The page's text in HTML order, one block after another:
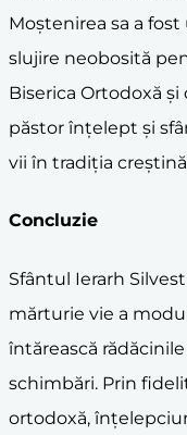
Moștenirea sa a
slujire neobosită
Biserica Ortodoxă
păstor înțelept și
vii în tradiția
Concluzie
Sfântul Ierarh
mărturie vie a
întărească
schimbări. Prin
ortodoxă,